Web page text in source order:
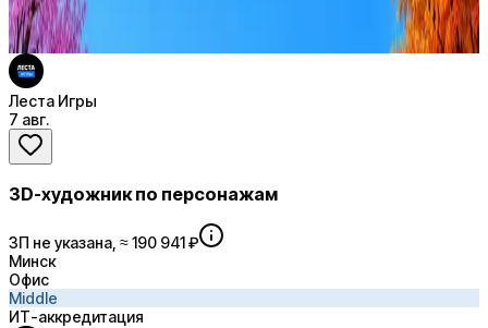
Леста Игры
7 авг.
3D-художник по персонажам
ЗП не указана, ≈ 190 941 ₽
Минск
Офис
Middle
ИТ-аккредитация